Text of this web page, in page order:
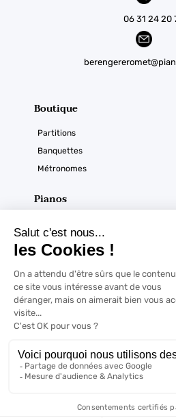
06 31 24 20
Boutique
Partitions
Banquettes
Métronomes
Pianos
Acoustiques
Numériques
Ouverture du magasin
Horaires :
De 9h30 à 12h30 et de 14h à 18h sur
Copyrights @2022 | Pianormandie -